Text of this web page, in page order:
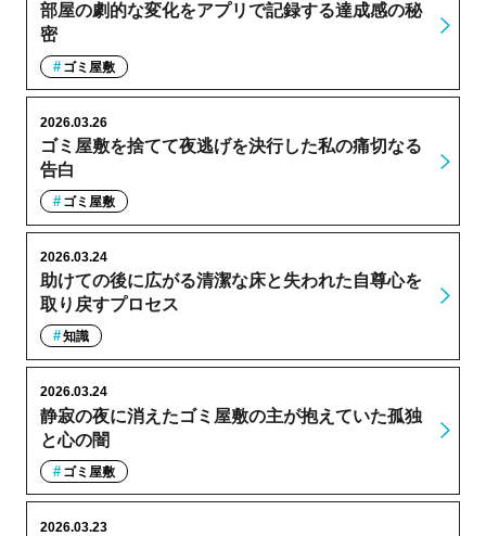
部屋の劇的な変化をアプリで記録する達成感の秘
密
ゴミ屋敷
ゴミ屋敷を捨てて夜逃げを決行した私の痛切なる
告白
2026.03.26
ゴミ屋敷
助けての後に広がる清潔な床と失われた自尊心を
取り戻すプロセス
2026.03.24
知識
静寂の夜に消えたゴミ屋敷の主が抱えていた孤独
と心の闇
2026.03.24
ゴミ屋敷
2026.03.23